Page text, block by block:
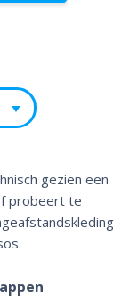
gezien een
probeert te